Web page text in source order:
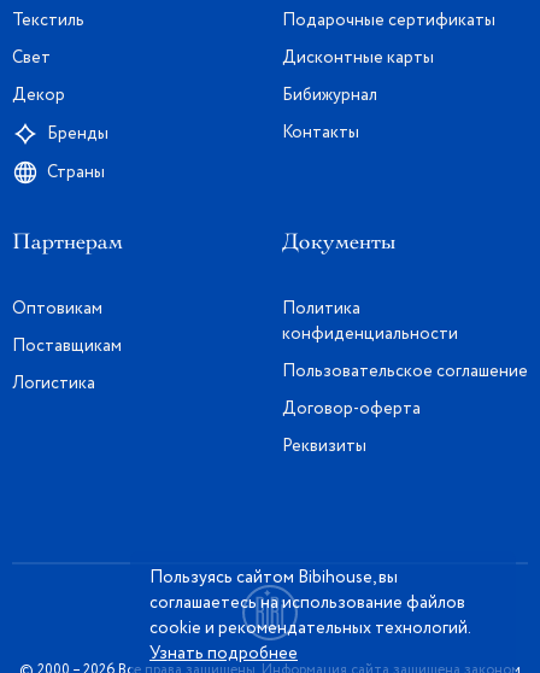
Текстиль
Свет
Декор
Бренды
Страны
Подарочные сертификаты
Дисконтные карты
Бибижурнал
Контакты
Партнерам
Оптовикам
Поставщикам
Логистика
Документы
Политика
конфиденциальности
Пользовательское соглашение
Договор-оферта
Реквизиты
Пользуясь сайтом Bibihouse, вы
соглашаетесь на использование файлов
cookie и рекомендательных технологий.
Узнать подробнее